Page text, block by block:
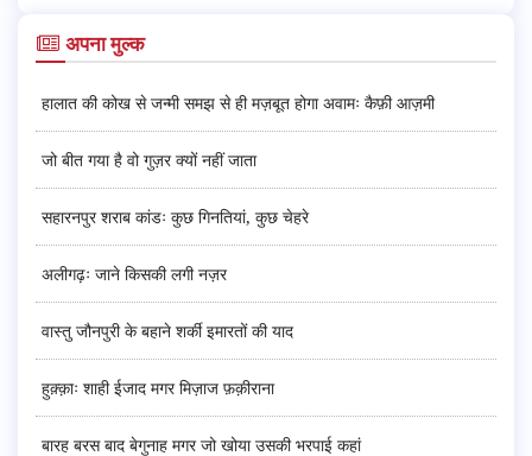
अपना मुल्क
हालात की कोख से जन्मी समझ से ही मज़बूत होगा अवामः कैफ़ी आज़मी
जो बीत गया है वो गुज़र क्यों नहीं जाता
सहारनपुर शराब कांडः कुछ गिनतियां, कुछ चेहरे
अलीगढ़ः जाने किसकी लगी नज़र
वास्तु जौनपुरी के बहाने शर्की इमारतों की याद
हुक़्क़ाः शाही ईजाद मगर मिज़ाज फ़क़ीराना
बारह बरस बाद बेगुनाह मगर जो खोया उसकी भरपाई कहां